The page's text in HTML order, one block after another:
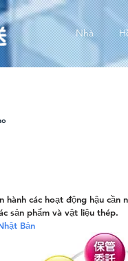
Nhà
hành các hoạt động hậu
sản phẩm và vật liệu thép.
Bản